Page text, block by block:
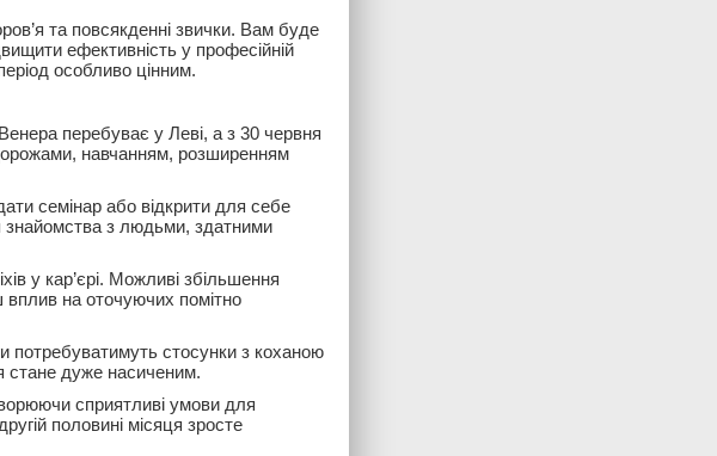
та повсякденні звички. Вам буде
ефективність у професійній
особливо цінним.
перебуває у Леві, а з 30 червня
навчанням, розширенням
семінар або відкрити для себе
знайомства з людьми, здатними
у кар’єрі. Можливі збільшення
вплив на оточуючих помітно
потребуватимуть стосунки з коханою
стане дуже насиченим.
сприятливі умови для
половині місяця зросте